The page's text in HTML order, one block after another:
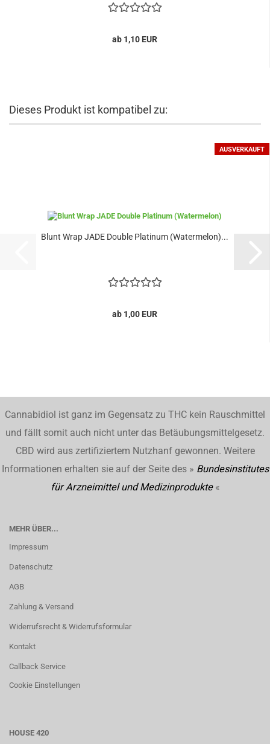
ab 1,10 EUR
Dieses Produkt ist kompatibel zu:
AUSVERKAUFT
Blunt Wrap JADE Double Platinum (Watermelon)...
ab 1,00 EUR
Cannabidiol ist ganz im Gegensatz zu THC kein Rauschmittel
und fällt somit auch nicht unter das Betäubungsmittelgesetz.
CBD wird aus zertifiziertem Nutzhanf gewonnen. Weitere
Informationen erhalten sie auf der Seite des » Bundesinstitutes
für Arzneimittel und Medizinprodukte«
MEHR ÜBER...
Impressum
Datenschutz
AGB
Zahlung & Versand
Widerrufsrecht & Widerrufsformular
Kontakt
Callback Service
Cookie Einstellungen
HOUSE 420